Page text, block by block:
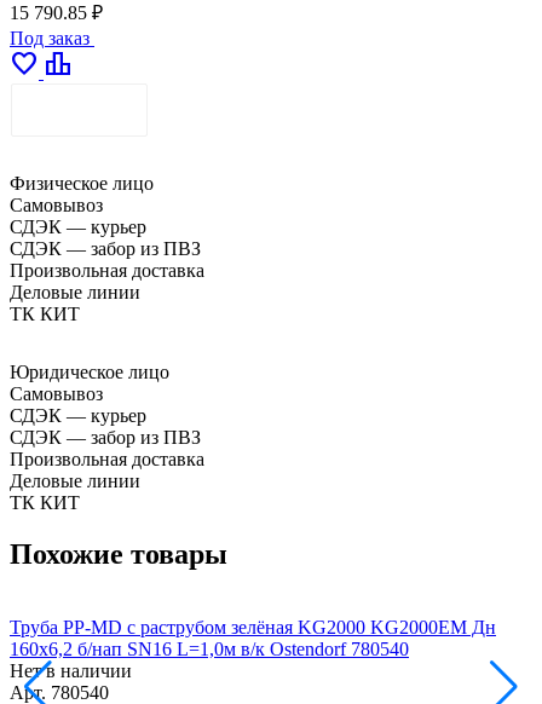
15 790.85 ₽
Под заказ
favorite leaderboard
Физическое лицо
Самовывоз
СДЭК — курьер
СДЭК — забор из ПВЗ
Произвольная доставка
Деловые линии
ТК КИТ
Юридическое лицо
Самовывоз
СДЭК — курьер
СДЭК — забор из ПВЗ
Произвольная доставка
Деловые линии
ТК КИТ
Похожие товары
Труба PP-MD с раструбом зелёная KG2000 KG2000EM Дн
160х6,2 б/нап SN16 L=1,0м в/к Ostendorf 780540
Нет в наличии
Арт. 780540